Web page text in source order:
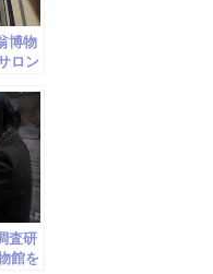
博物
ロン
査研
館を